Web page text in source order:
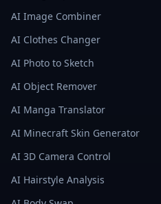
AI Image Combiner
AI Clothes Changer
AI Photo to Sketch
AI Object Remover
AI Manga Translator
AI Minecraft Skin Generator
AI 3D Camera Control
AI Hairstyle Analysis